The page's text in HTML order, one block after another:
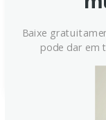
cautela. A
com suporte
Continue lendo
Baixe
pode dar em